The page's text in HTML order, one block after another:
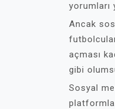
yorumları
Ancak
açması
gibi
Sosyal